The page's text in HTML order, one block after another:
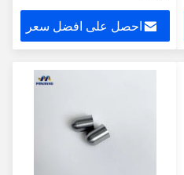
احصل على افضل سعر